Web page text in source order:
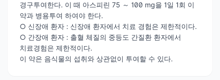
경구투여한다. 이 때 아스피린 75 ～ 100 mg을 1일 1회 이
약과 병용투여 하여야 한다.
○ 신장애 환자 : 신장애 환자에서 치료 경험은 제한적이다.
○ 간장애 환자 : 출혈 체질의 중등도 간질환 환자에서
치료경험은 제한적이다.
이 약은 음식물의 섭취와 상관없이 투여할 수 있다.